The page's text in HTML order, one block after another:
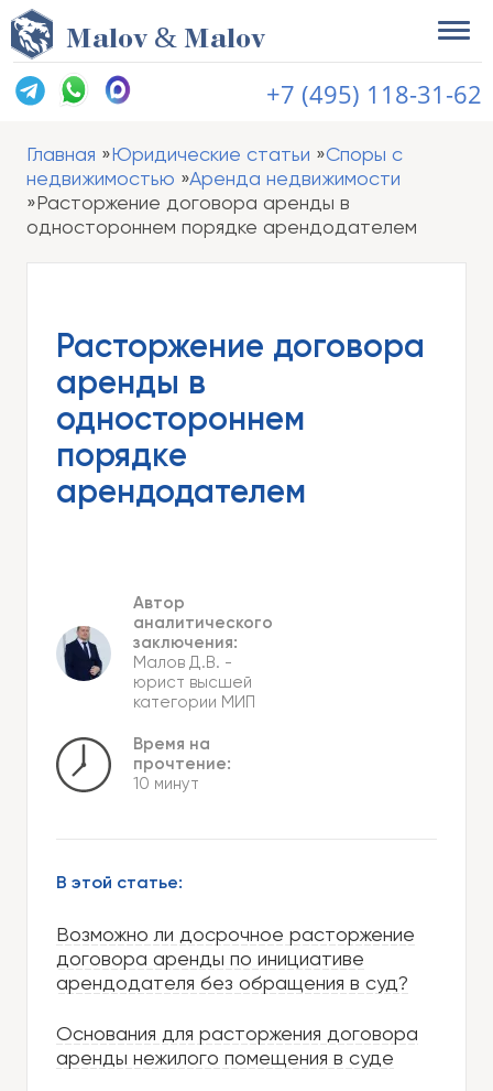
Malov & Malov
+7 (495) 118-31-62
Главная Юридические статьи
Споры с
недвижимостью
Аренда недвижимости
Расторжение договора аренды в
одностороннем порядке арендодателем
Расторжение договора
аренды в
одностороннем
порядке
арендодателем
Автор
аналитического
заключения:
Малов Д.В. -
юрист высшей
категории МИП
Время на
прочтение:
10 минут
В этой статье:
Возможно ли досрочное расторжение
договора аренды по инициативе
арендодателя без обращения в суд?
Основания для расторжения договора
аренды нежилого помещения в суде